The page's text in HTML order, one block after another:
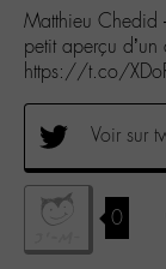
Matthieu Chedid
petit aperçu
https://t.co/
Voir sur
0